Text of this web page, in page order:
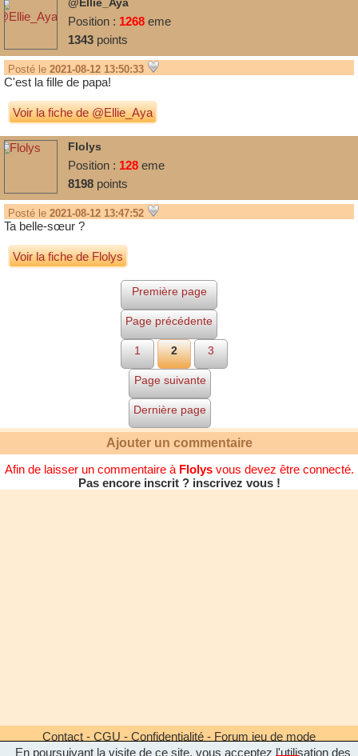
Position : 1268 eme
1343 points
Posté le 2021-08-12 13:50:33
C'est la fille de papa!
Voir la fiche de @Ellie_Aya
Flolys
Position : 128 eme
8198 points
Posté le 2021-08-12 13:47:52
Ta belle-sœur ?
Voir la fiche de Flolys
Première page
Page précédente
1 2 3
Page suivante
Dernière page
Ajouter un commentaire
Afin de laisser un commentaire à Flolysvous devez être connecté.
Pas encore inscrit ? inscrivez vous !
Contact - CGU - Confidentialité - Forum jeu de mode
En poursuivant la visite de ce site, vous acceptez l'utilisation des